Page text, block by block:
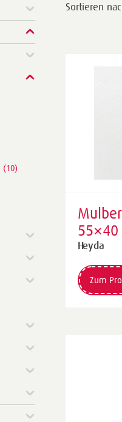
(10)
Sortieren
55×40
g/m²,
Heyda
Zum